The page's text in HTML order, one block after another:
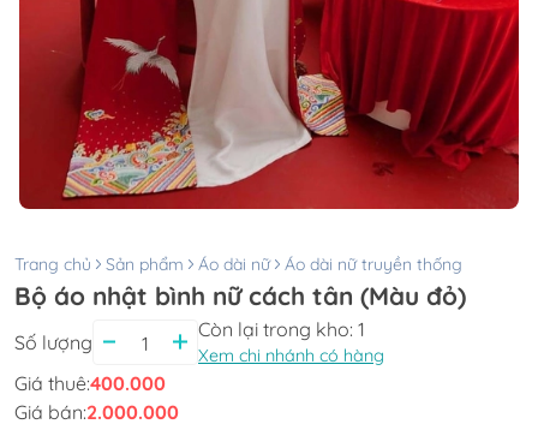
Trang chủ Sản phẩm Áo dài nữ Áo dài nữ truyền thống
Bộ áo nhật bình nữ cách tân (Màu đỏ)
Số lượng
Còn lại trong kho: 1
Xem chi nhánh có hàng
Giá thuê:400.000
Giá bán:2.000.000